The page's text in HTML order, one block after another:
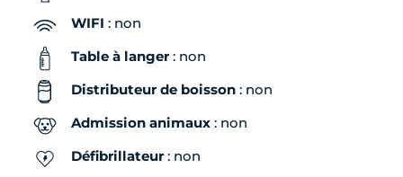
WIFI : non
Table à langer: non
Distributeur de boisson : non
Admission animaux : non
Défibrillateur: non